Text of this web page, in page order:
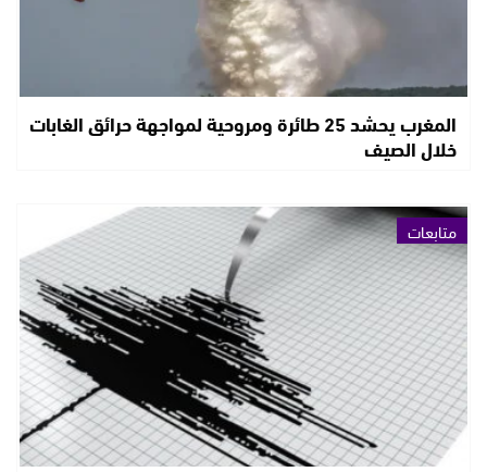
المغرب يحشد 25 طائرة ومروحية لمواجهة حرائق الغابات
خلال الصيف
متابعات